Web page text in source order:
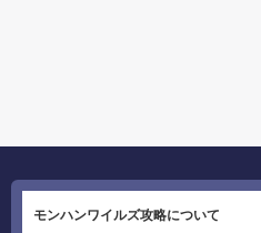
モンハンワイルズ攻略について